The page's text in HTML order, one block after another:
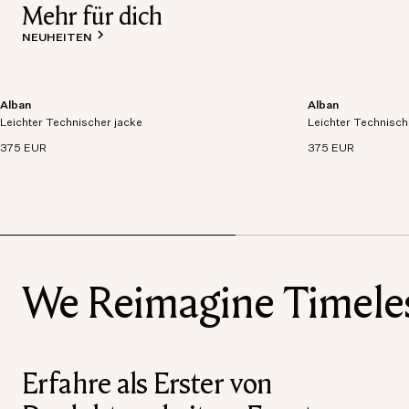
Mehr für dich
NEUHEITEN
Alban
Leichter Technischer jacke
375 EUR
Leichtgewichtige Jacke aus atmungsaktivem,
wasserdichtem und technischem Gewebe.
Alban
Leichter
375 EUR
Leichtgewichtige
wasserdichtem
We Reimagine
Erfahre als Erster von